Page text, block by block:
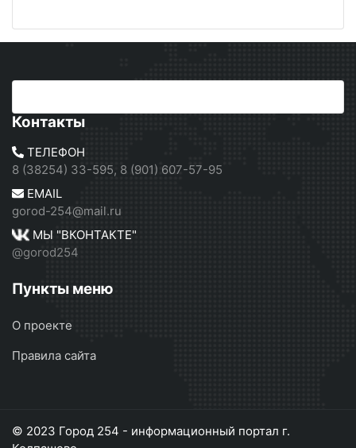
Контакты
ТЕЛЕФОН
8 (38254) 33-595, 8 (901) 607-57-95
EMAIL
gorod-254@mail.ru
МЫ "ВКОНТАКТЕ"
@gorod254
Пункты меню
О проекте
Правила сайта
© 2023 Город 254 - информационный портал г.